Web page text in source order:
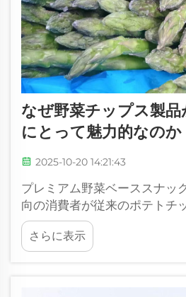
なぜ野菜チップス製
にとって魅力的なのか
2025-10-20 14:21:43
プレミアム野菜ベーススナッ
向の消費者が従来のポテトチ
価の高い代替品を求める動き
品業界は目覚ましい変化を遂
ップス製品は...
さらに表示